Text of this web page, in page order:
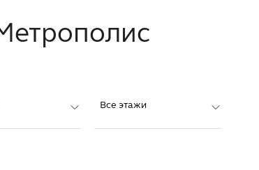
Все этажи